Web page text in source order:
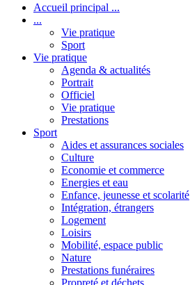
Accueil principal ...
...
Vie pratique
Sport
Vie pratique
Agenda & actualités
Portrait
Officiel
Vie pratique
Prestations
Sport
Aides et assurances sociales
Culture
Economie et commerce
Energies et eau
Enfance, jeunesse et scolarité
Intégration, étrangers
Logement
Loisirs
Mobilité, espace public
Nature
Prestations funéraires
Propreté et déchets